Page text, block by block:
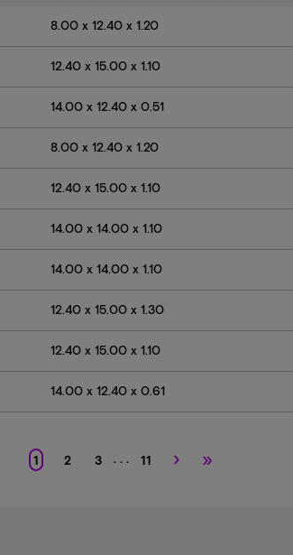
8.00 x 12.40 x 1.20
12.40 x 15.00 x 1.10
14.00 x 12.40 x 0.51
8.00 x 12.40 x 1.20
12.40 x 15.00 x 1.10
14.00 x 14.00 x 1.10
14.00 x 14.00 x 1.10
12.40 x 15.00 x 1.30
12.40 x 15.00 x 1.10
14.00 x 12.40 x 0.61
1 2 3 . . . 11 › »